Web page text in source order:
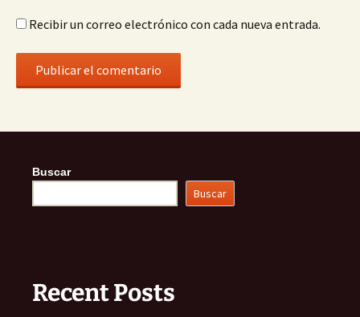
Recibir un correo electrónico con cada nueva entrada.
Buscar
Buscar
Recent Posts